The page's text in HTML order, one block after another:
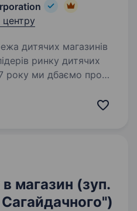
центру
ринку дитячих
року ми дбаємо про
перший дитячий
магазин (зуп.